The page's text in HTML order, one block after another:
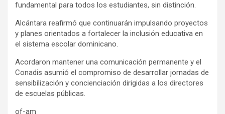
fundamental para todos los estudiantes, sin distinción.
Alcántara reafirmó que continuarán impulsando proyectos
y planes orientados a fortalecer la inclusión educativa en
el sistema escolar dominicano.
Acordaron mantener una comunicación permanente y el
Conadis asumió el compromiso de desarrollar jornadas de
sensibilización y concienciación dirigidas a los directores
de escuelas públicas.
of-am